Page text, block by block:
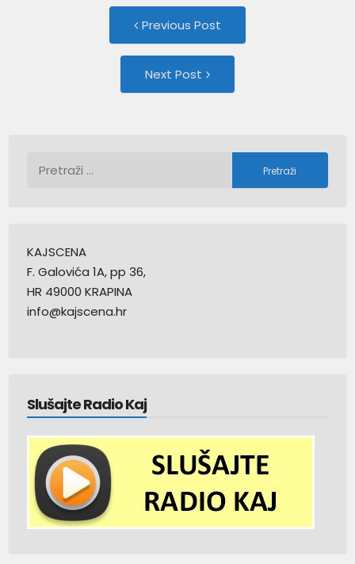
navigation
Previous Post
Next Post
KAJSCENA
F. Galovića 1A, pp 36,
HR 49000 KRAPINA
info@kajscena.hr
Slušajte Radio Kaj